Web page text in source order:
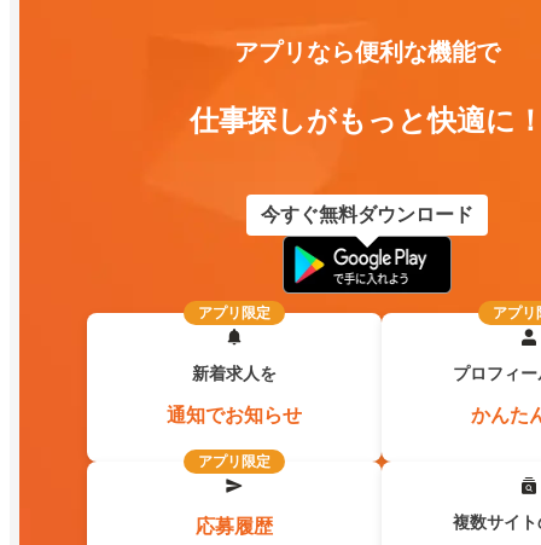
アプリなら便利な機能で
仕事探しがもっと快適に
今すぐ無料ダウンロード
アプリ限定
新着求人を
通知でお知らせ
アプリ
プロフィ
かんた
アプリ限定
応募履歴 複数サイ